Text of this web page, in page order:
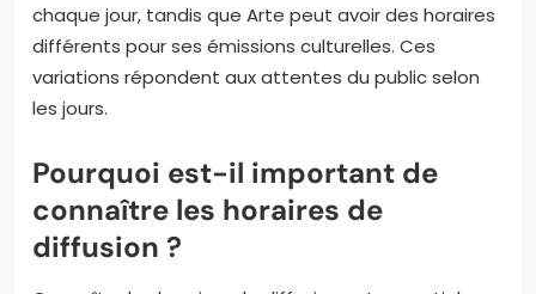
chaque jour, tandis que Arte peut avoir des horaires
différents pour ses émissions culturelles. Ces
variations répondent aux attentes du public selon
les jours.
Pourquoi est-il important de
connaître les horaires de
diffusion ?